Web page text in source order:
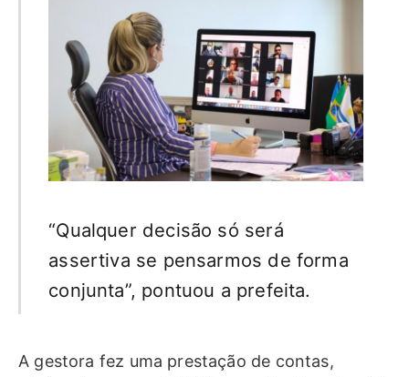
“Qualquer decisão só será
assertiva se pensarmos de forma
conjunta”, pontuou a prefeita.
A gestora fez uma prestação de contas,